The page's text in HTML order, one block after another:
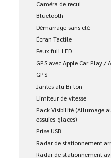
Caméra de recul
Bluetooth
Démarrage sans clé
Écran Tactile
Feux full LED
GPS avec Apple Car Play /
GPS
Jantes alu Bi-ton
Limiteur de vitesse
Pack Visibilité (Allumage
essuies-glaces)
Prise USB
Radar de stationnement
Radar de stationnement